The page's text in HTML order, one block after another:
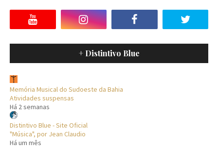
+ Distintivo Blue
Memória Musical do Sudoeste da Bahia
Atividades suspensas
Há 2 semanas
Distintivo Blue - Site Oficial
"Música", por Jean Claudio
Há um mês